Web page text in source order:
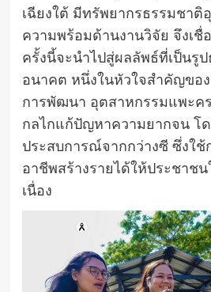
เฉียงใต้ มีทรัพยากรธรรมชา
ความพร้อมด้านงานวิจัย จึงเชื่
ครั้งนี้จะนำไปสู่ผลลัพธ์ที่เป็นรู
อนาคต หนึ่งในหัวใจสำคัญขอ
การพัฒนา อุตสาหกรรมแพะคร
กลไกแก้ปัญหาความยากจน โ
ประสบการณ์จากกว่างซี ซึ่งใช้
อาชีพสร้างรายได้ให้ประชาช
เนื่อง